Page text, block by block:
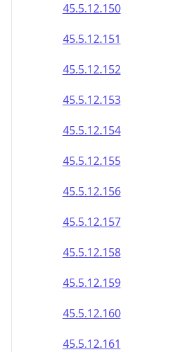
45.5.12.150
45.5.12.151
45.5.12.152
45.5.12.153
45.5.12.154
45.5.12.155
45.5.12.156
45.5.12.157
45.5.12.158
45.5.12.159
45.5.12.160
45.5.12.161